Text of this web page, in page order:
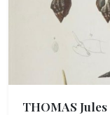
THOMAS Jules